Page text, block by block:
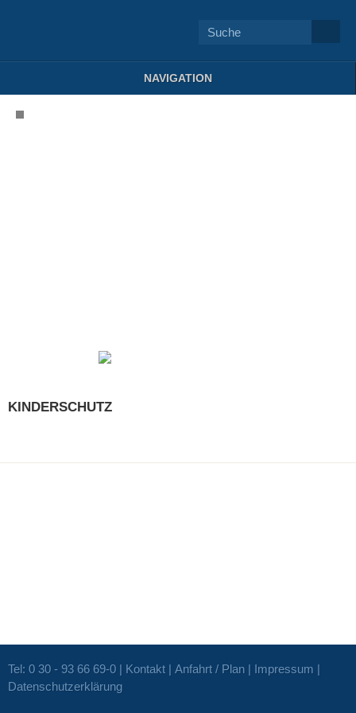
NAVIGATION
KINDERSCHUTZ
Tel: 0 30 - 93 66 69-0 | Kontakt | Anfahrt / Plan | Impressum |
Datenschutzerklärung